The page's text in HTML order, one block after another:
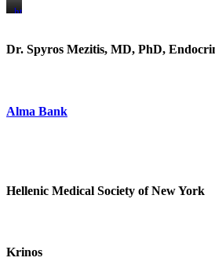
https://www.unitedbrothersfruitmarkets.com/
https://www.unitedbrothersfruitmarkets.com/
Dr. Spyros Mezitis, MD, PhD,
Alma Bank
Hellenic Medical Society of New York
Krinos